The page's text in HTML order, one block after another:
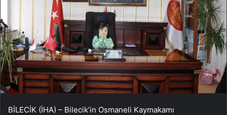
BİLECİK (İHA) – Bilecik’in Osmaneli Kaymakamı